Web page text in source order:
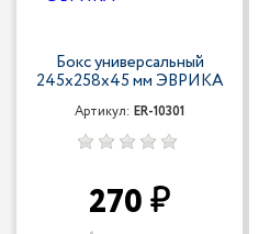
Бокс универсальный
245х258х45 мм ЭВРИКА
Артикул: ER-10301
270